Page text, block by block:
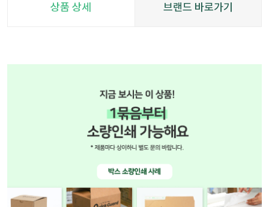
상품 상세 브랜드 바로가기